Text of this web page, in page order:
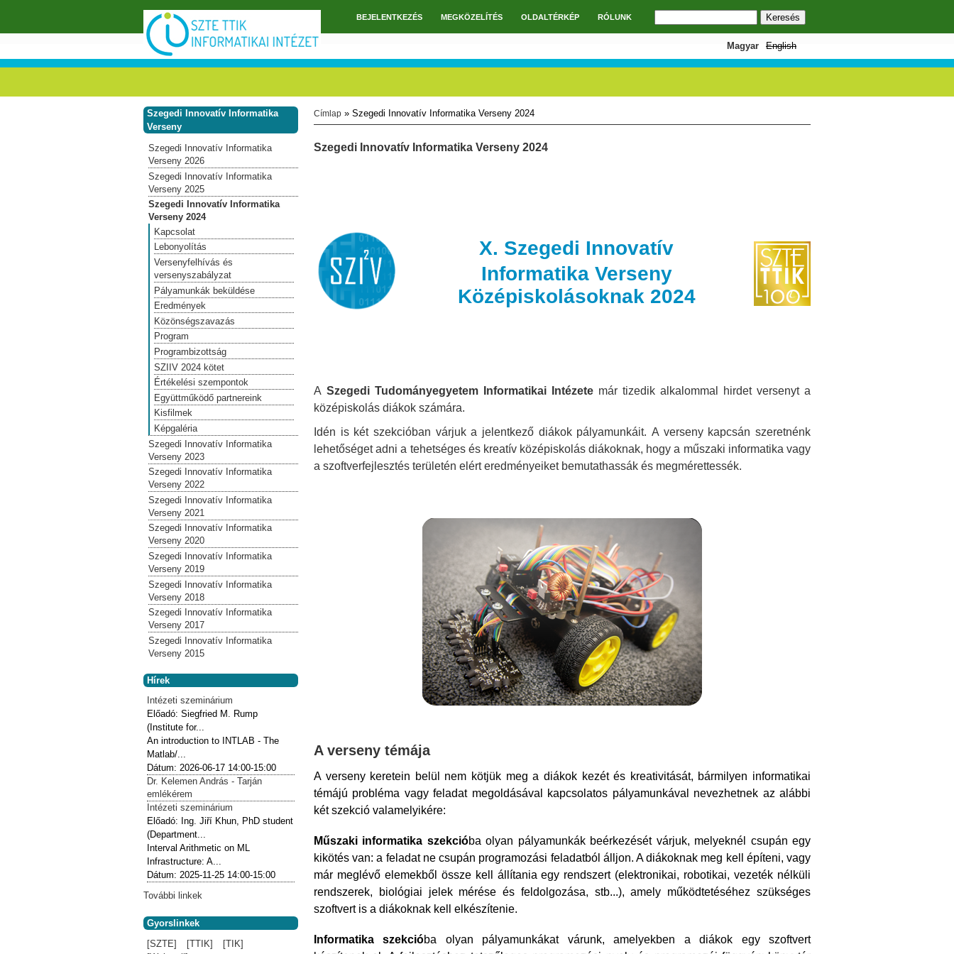
FőmenüBEJELENTKEZÉS MEGKÖZELÍTÉS OLDALTÉRKÉP RÓLUNK Keresés űrlap
English
Magyar
Jelenlegi hely
Címlap » Szegedi Innovatív Informatika Verseny 2024
Szegedi Innovatív Informatika Verseny 2024
X. Szegedi Innovatív
Informatika Verseny
Középiskolásoknak 2024
A Szegedi Tudományegyetem Informatikai Intézete már tizedik alkalommal hirdet versenyt a
középiskolás diákok számára.
Idén is két szekcióban várjuk a jelentkező diákok pályamunkáit. A verseny kapcsán szeretnénk
lehetőséget adni a tehetséges és kreatív középiskolás diákoknak, hogy a műszaki informatika vagy
a szoftverfejlesztés területén elért eredményeiket bemutathassák és megmérettessék.
A verseny témája
A verseny keretein belül nem kötjük meg a diákok kezét és kreativitását, bármilyen informatikai
témájú probléma vagy feladat megoldásával kapcsolatos pályamunkával nevezhetnek az alábbi
két szekció valamelyikére:
Műszaki informatika szekcióba olyan pályamunkák beérkezését várjuk, melyeknél csupán egy
kikötés van: a feladat ne csupán programozási feladatból álljon. A diákoknak meg kell építeni, vagy
már meglévő elemekből össze kell állítania egy rendszert (elektronikai, robotikai, vezeték nélküli
rendszerek, biológiai jelek mérése és feldolgozása, stb...), amely működtetéséhez szükséges
szoftvert is a diákoknak kell elkészítenie.
Informatika szekcióba olyan pályamunkákat várunk, amelyekben a diákok egy szoftvert
Szegedi Innovatív Informatika
Verseny
Szegedi Innovatív Informatika
Verseny 2026
Szegedi Innovatív Informatika
Verseny 2025
Szegedi Innovatív Informatika
Verseny 2024
Kapcsolat
Lebonyolítás
Versenyfelhívás és
versenyszabályzat
Pályamunkák beküldése
Eredmények
Közönségszavazás
Program
Programbizottság
SZIIV 2024 kötet
Értékelési szempontok
Együttműködő partnereink
Kisfilmek
Képgaléria
Szegedi Innovatív Informatika
Verseny 2023
Szegedi Innovatív Informatika
Verseny 2022
Szegedi Innovatív Informatika
Verseny 2021
Szegedi Innovatív Informatika
Verseny 2020
Szegedi Innovatív Informatika
Verseny 2019
Szegedi Innovatív Informatika
Verseny 2018
Szegedi Innovatív Informatika
Verseny 2017
Szegedi Innovatív Informatika
Verseny 2015
Hírek
Intézeti szeminárium
Előadó:Siegfried M. Rump
(Institute for...
An introduction to INTLAB - The
Matlab/...
Dátum:2026-06-17 14:00-15:00
Dr. Kelemen András - Tarján
emlékérem
Intézeti szeminárium
Előadó: Ing. Jiří Khun, PhD student
(Department...
Interval Arithmetic on ML
Infrastructure: A...
Dátum:2025-11-25 14:00-15:00
További linkek
Gyorslinkek
[SZTE]
[TTIK]
[TIK]